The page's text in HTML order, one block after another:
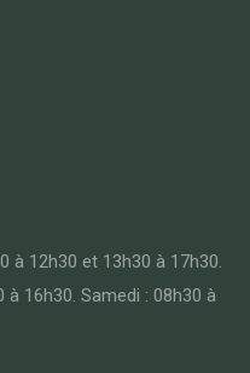
à 12h30 et 13h30 à 17h30.
à 16h30. Samedi : 08h30 à